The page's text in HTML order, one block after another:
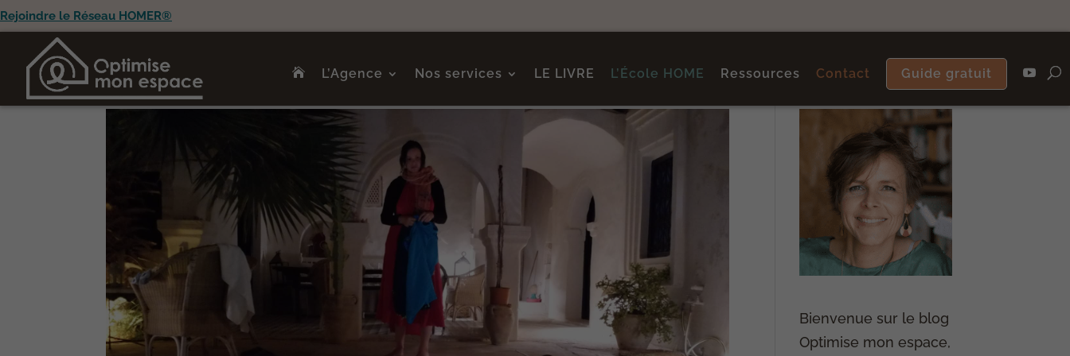
Rejoindre le Réseau HOMER®
L’Agence Nos services LE LIVRE L’École HOME Ressources Contact Guide gratuit
Bienvenue sur le blog
Optimise mon espace,